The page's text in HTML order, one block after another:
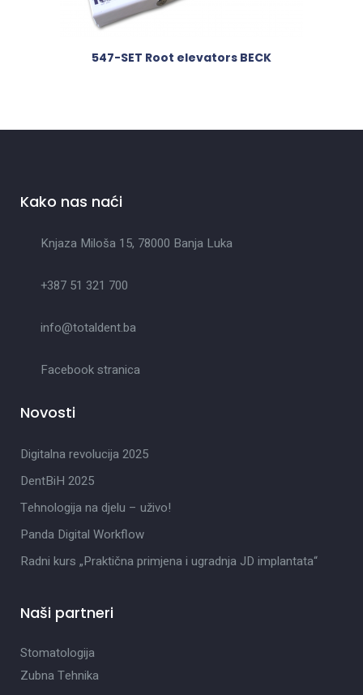
547-SET Root elevators BECK
Kako nas naći
Knjaza Miloša 15, 78000 Banja Luka
+387 51 321 700
info@totaldent.ba
Facebook stranica
Novosti
Digitalna revolucija 2025
DentBiH 2025
Tehnologija na djelu – uživo!
Panda Digital Workflow
Radni kurs „Praktična primjena i ugradnja JD implantata“
Naši partneri
Stomatologija
Zubna Tehnika